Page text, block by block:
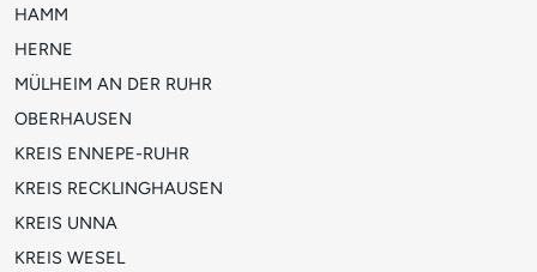
HAMM
HERNE
MÜLHEIM AN DER RUHR
OBERHAUSEN
KREIS ENNEPE-RUHR
KREIS RECKLINGHAUSEN
KREIS UNNA
KREIS WESEL